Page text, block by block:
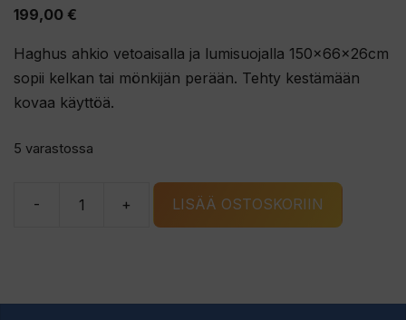
5:stä
199,00 €
Haghus ahkio vetoaisalla ja lumisuojalla 150x66x26cm
sopii kelkan tai mönkijän perään. Tehty kestämään
kovaa käyttöä.
5 varastossa
-
Haghus
+ LISÄÄ OSTOSKORIIN